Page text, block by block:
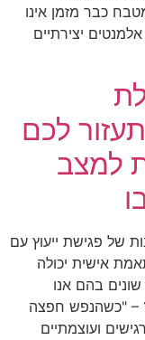
כבר מזמן אינו
יצירתיים
לכם
למצב
של פגישת ייעוץ עם
אישית יכולה
בהם אנו
– "כשהנפש חפצה
ועוצמתיים